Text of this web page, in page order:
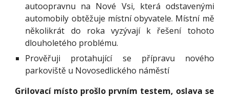
autoopravnu na Nové Vsi, která odstavenými
automobily obtěžuje místní obyvatele. Místní mě
několikrát do roka vyzývají k řešení tohoto
dlouholetého problému.
Prověřuji protahující se přípravu nového
parkoviště u Novosedlického náměstí
Grilovací místo prošlo prvním testem, oslava se